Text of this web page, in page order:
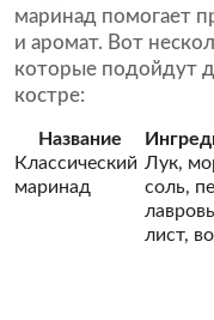
маринад помогает
и аромат. Вот
которые подойдут
костре:
Название
Классический
маринад
Лук,
соль,
лист,